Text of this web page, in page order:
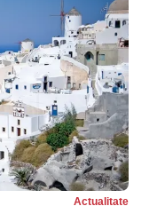
Actualitate